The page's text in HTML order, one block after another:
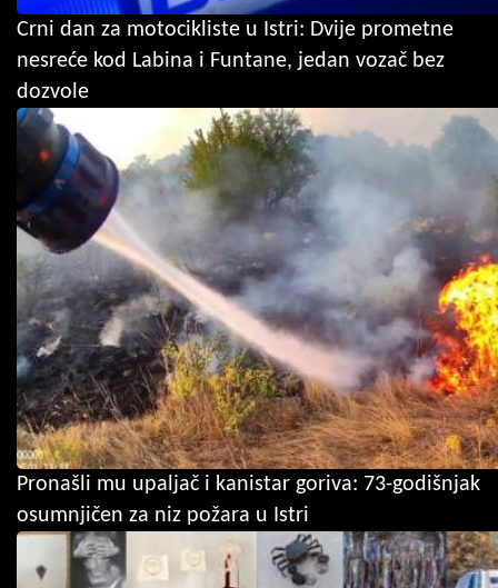
Crni dan za motocikliste u Istri: Dvije prometne
nesreće kod Labina i Funtane, jedan vozač bez
dozvole
Pronašli mu upaljač i kanistar goriva: 73-godišnjak
osumnjičen za niz požara u Istri